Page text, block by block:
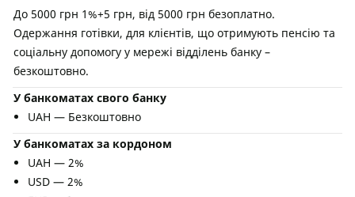
До 5000 грн 1%+5 грн, від 5000 грн безоплатно.
Одержання готівки, для клієнтів, що отримують пенсію та
соціальну допомогу у мережі відділень банку –
безкоштовно.
У банкоматах свого банку
UAH — Безкоштовно
У банкоматах за кордоном
UAH — 2%
USD — 2%